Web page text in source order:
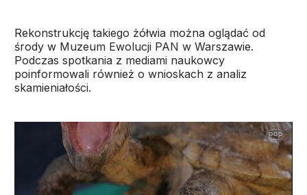
Rekonstrukcję takiego żółwia można oglądać od
środy w Muzeum Ewolucji PAN w Warszawie.
Podczas spotkania z mediami naukowcy
poinformowali również o wnioskach z analiz
skamieniałości.